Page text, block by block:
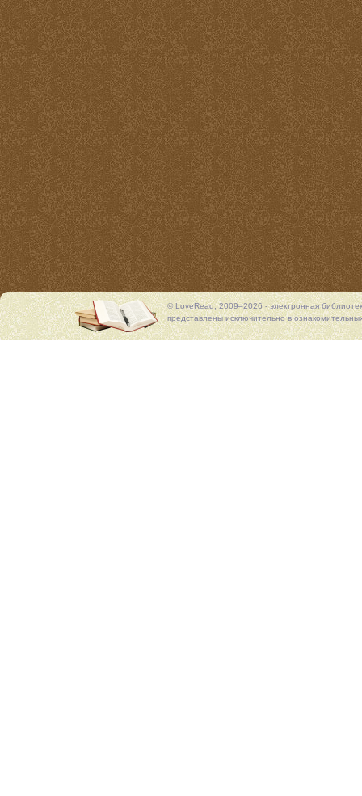
© LoveRead, 2009–2026 - электронная
представлены исключительно в